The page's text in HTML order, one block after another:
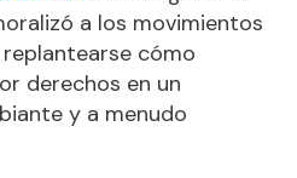
a los movimientos
cómo
derechos en un
y a menudo